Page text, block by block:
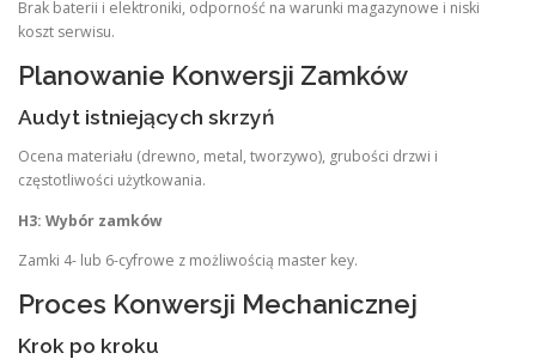
Brak baterii i elektroniki, odporność na warunki magazynowe i niski
koszt serwisu.
Planowanie Konwersji Zamków
Audyt istniejących skrzyń
Ocena materiału (drewno, metal, tworzywo), grubości drzwi i
częstotliwości użytkowania.
H3: Wybór zamków
Zamki 4- lub 6-cyfrowe z możliwością master key.
Proces Konwersji Mechanicznej
Krok po kroku